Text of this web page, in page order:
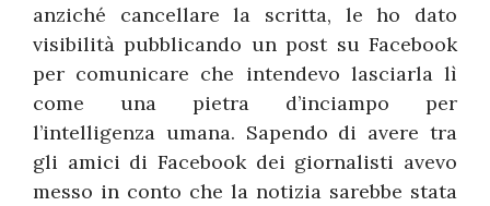
anziché cancellare la scritta, le ho dato
visibilità pubblicando un post su Facebook
per comunicare che intendevo lasciarla lì
come una pietra d’inciampo per
l’intelligenza umana. Sapendo di avere tra
gli amici di Facebook dei giornalisti avevo
messo in conto che la notizia sarebbe stata